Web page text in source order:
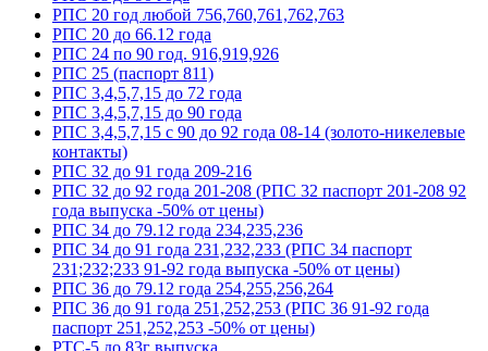
РПС 20 год любой 756,760,761,762,763
РПС 20 до 66.12 года
РПС 24 по 90 год. 916,919,926
РПС 25 (паспорт 811)
РПС 3,4,5,7,15 до 72 года
РПС 3,4,5,7,15 до 90 года
РПС 3,4,5,7,15 с 90 до 92 года 08-14 (золото-никелевые
контакты)
РПС 32 до 91 года 209-216
РПС 32 до 92 года 201-208 (РПС 32 паспорт 201-208 92
года выпуска -50% от цены)
РПС 34 до 79.12 года 234,235,236
РПС 34 до 91 года 231,232,233 (РПС 34 паспорт
231;232;233 91-92 года выпуска -50% от цены)
РПС 36 до 79.12 года 254,255,256,264
РПС 36 до 91 года 251,252,253 (РПС 36 91-92 года
паспорт 251,252,253 -50% от цены)